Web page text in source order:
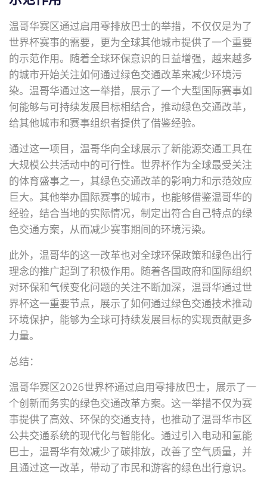
温哥华赛区通过启用零排放巴士的举措，不仅仅是为了
世界杯赛事的需要，更为全球其他城市提供了一个重要
的示范作用。随着全球环保意识的日益增强，越来越多
的城市开始关注如何通过绿色交通改革来减少环境污
染。温哥华通过这一举措，展示了一个大型国际赛事如
何能够与可持续发展目标相结合，推动绿色交通改革，
给其他城市和赛事组织者提供了借鉴经验。
通过这一项目，温哥华向全球展示了新能源交通工具在
大规模公共活动中的可行性。世界杯作为全球最受关注
的体育盛事之一，其绿色交通改革的影响力和示范效应
巨大。其他举办国际赛事的城市，也能够借鉴温哥华的
经验，结合当地的实际情况，制定出符合自己特点的绿
色交通方案，从而减少赛事期间的环境污染。
此外，温哥华的这一改革也对全球环保政策和绿色出行
理念的推广起到了积极作用。随着各国政府和国际组织
对环保和气候变化问题的关注不断加深，温哥华通过世
界杯这一重要节点，展示了如何通过绿色交通技术推动
环境保护，能够为全球可持续发展目标的实现贡献更多
力量。
总结：
温哥华赛区2026世界杯通过启用零排放巴士，展示了一
个创新而务实的绿色交通改革方案。这一举措不仅为赛
事提供了高效、环保的交通支持，也推动了温哥华市区
公共交通系统的现代化与智能化。通过引入电动和氢能
巴士，温哥华有效减少了碳排放，改善了空气质量，并
且通过这一改革，带动了市民和游客的绿色出行意识。